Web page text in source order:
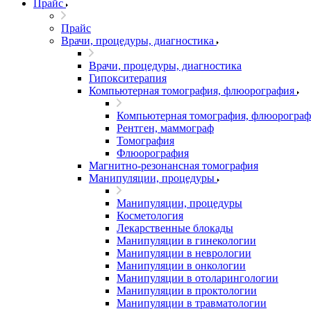
Прайс
Прайс
Врачи, процедуры, диагностика
Врачи, процедуры, диагностика
Гипокситерапия
Компьютерная томография, флюорография
Компьютерная томография,
Рентген, маммограф
Томография
Флюорография
Магнитно-резонансная томография
Манипуляции, процедуры
Манипуляции, процедуры
Косметология
Лекарственные блокады
Манипуляции в гинекологии
Манипуляции в неврологии
Манипуляции в онкологии
Манипуляции в отоларингологии
Манипуляции в проктологии
Манипуляции в травматологии